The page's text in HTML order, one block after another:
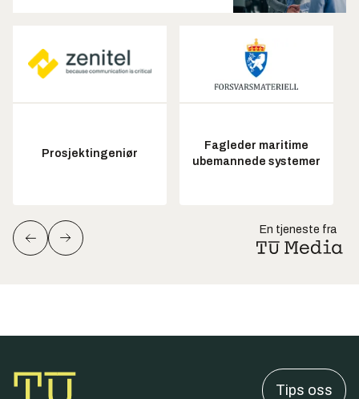
Prosjektingeniør
Fagleder maritime
ubemannede systemer
En tjeneste fra
Tips oss